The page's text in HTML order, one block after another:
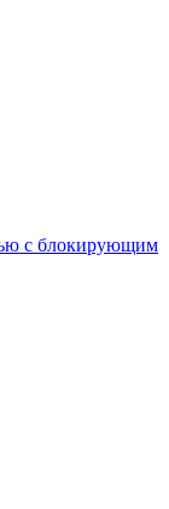
с блокирующим